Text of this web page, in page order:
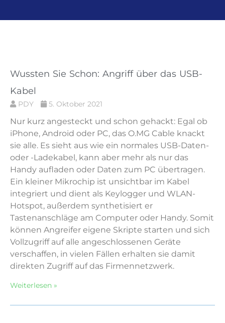
Wussten Sie Schon: Angriff über das USB-
Kabel
PDY 5. Oktober 2021
Nur kurz angesteckt und schon gehackt: Egal ob
iPhone, Android oder PC, das O.MG Cable knackt
sie alle. Es sieht aus wie ein normales USB-Daten-
oder -Ladekabel, kann aber mehr als nur das
Handy aufladen oder Daten zum PC übertragen.
Ein kleiner Mikrochip ist unsichtbar im Kabel
integriert und dient als Keylogger und WLAN-
Hotspot, außerdem synthetisiert er
Tastenanschläge am Computer oder Handy. Somit
können Angreifer eigene Skripte starten und sich
Vollzugriff auf alle angeschlossenen Geräte
verschaffen, in vielen Fällen erhalten sie damit
direkten Zugriff auf das Firmennetzwerk.
Weiterlesen »